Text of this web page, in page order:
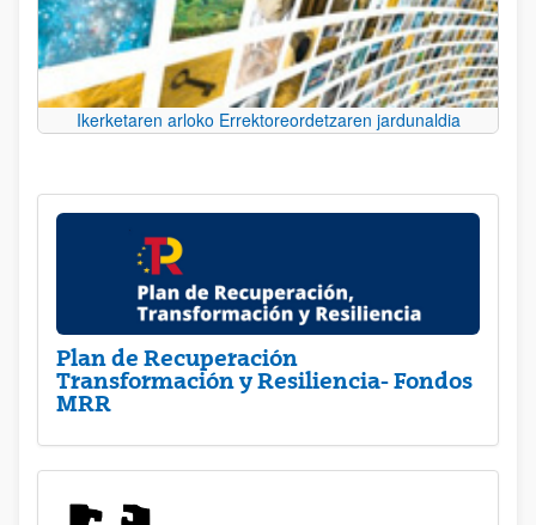
Ikerketaren arloko Errektoreordetzaren jardunaldia
Plan de Recuperación
Transformación y Resiliencia- Fondos
MRR